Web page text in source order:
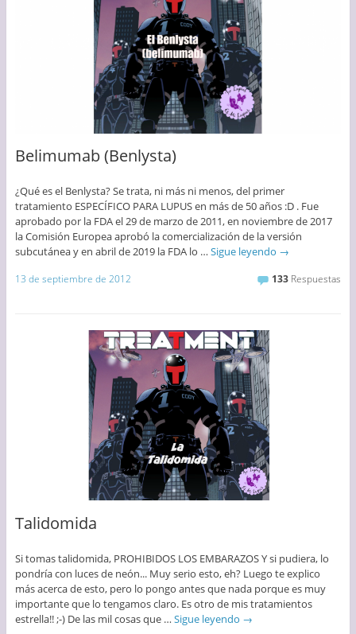
Belimumab (Benlysta)
¿Qué es el Benlysta? Se trata, ni más ni menos, del primer
tratamiento ESPECÍFICO PARA LUPUS en más de 50 años :D . Fue
aprobado por la FDA el 29 de marzo de 2011, en noviembre de 2017
la Comisión Europea aprobó la comercialización de la versión
subcutánea y en abril de 2019 la FDA lo … Sigue leyendo →
13 de septiembre de 2012 133 Respuestas
Talidomida
Si tomas talidomida, PROHIBIDOS LOS EMBARAZOS Y si pudiera, lo
pondría con luces de neón... Muy serio esto, eh? Luego te explico
más acerca de esto, pero lo pongo antes que nada porque es muy
importante que lo tengamos claro. Es otro de mis tratamientos
estrella!! ;-) De las mil cosas que … Sigue leyendo →